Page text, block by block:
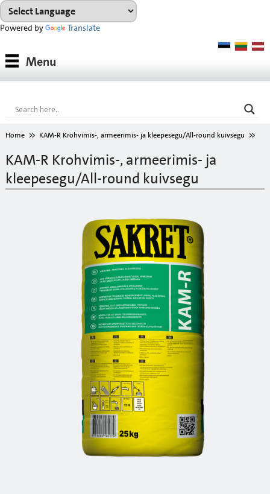
Powered by Translate
Tooted
Tootesüsteemid
Konsultatsioon
Referentsobjektid
Allalaadimiseks
VÄRVIKAART
Menu
Home KAM-R Krohvimis-, armeerimis- ja kleepesegu/All-round kuivsegu
KAM-R Krohvimis-, armeerimis- ja
kleepesegu/All-round kuivsegu